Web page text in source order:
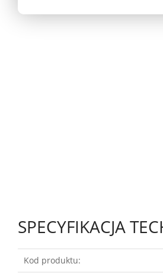
SPECYFIKACJA
Kod produktu: